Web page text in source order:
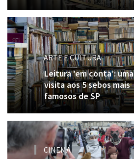
ARTE E CULTURA
Leitura ’em conta’: uma
visita aos 5 sebos mais
famosos de SP
CINEMA